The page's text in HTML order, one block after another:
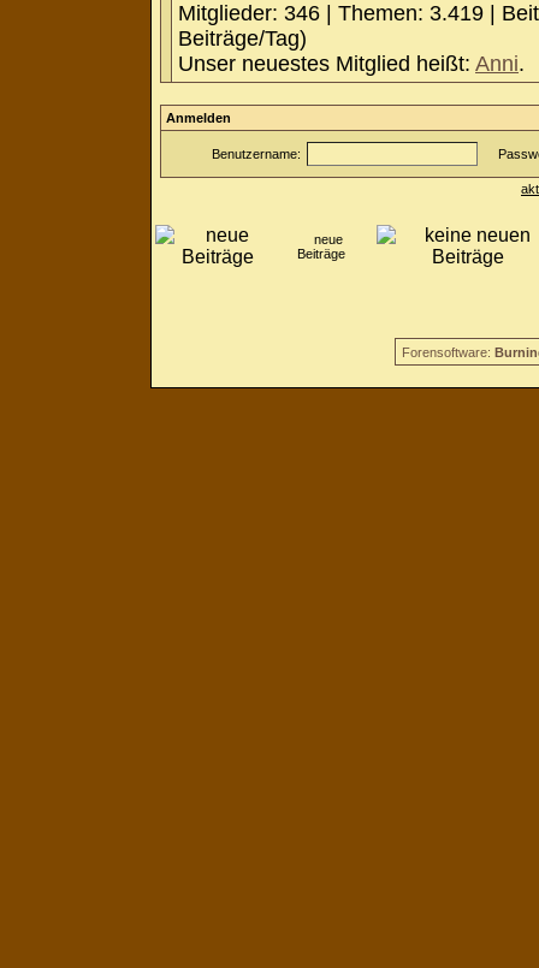
Mitglieder: 346 | Themen: 3.419 |
Beiträge/Tag)
Unser neuestes Mitglied heißt: Anni.
Anmelden
Benutzername:
neue
Beiträge
Forensoftware: